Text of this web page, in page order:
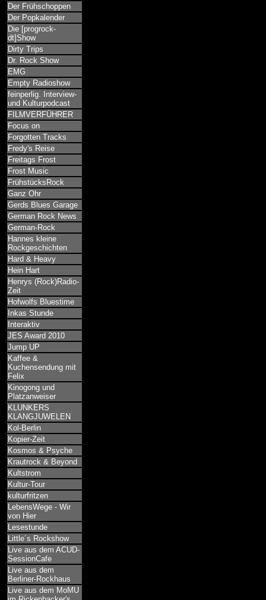
Der Frühschoppen
Der Popkalender
Die [progrock-
dt]Show
Dirty Trips
Dr. Rock Show
EMG
Empty Radioshow
feinperlig. Interview-
und Kulturpodcast
FILMVERFÜHRER
Focus on
Forgotten Tracks
Fredy's Reise
Freitags Frost
Frost Music
FrühstücksRock
Ganz Ohr
Gerds Blues Garage
German Rock News
German-Rock
Hannes kleine
Rockgeschichten
Hard & Heavy
Hein Hart
Henrys (Rock)Radio-
Zeit
Hofwolfs Bluestime
Inkas Stunde
Interaktiv
JES Award 2010
Jump UP
Kaffee &
Kuchensendung mit
Felix
Kinogong und
Platzanweiser
KLUNKERS
KLANGJUWELEN
Kol-Berlin
Kopier-Zeit
Kosmos & Psyche
Krautrock & Beyond
Kultstrom
Kultur-Tour
kulturfritzen
LebensWege - Wir
von Hier
Lesestunde
Little´s Rockshow
Live aus dem ACUD-
SessionCafe
Live aus dem
Berliner-Rockhaus
Live aus dem MoMU